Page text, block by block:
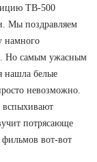
TB-500
Мы поздравляем
намного
Но самым ужасным
нашла белые
невозможно.
вспыхивают
потрясающе
фильмов вот-вот